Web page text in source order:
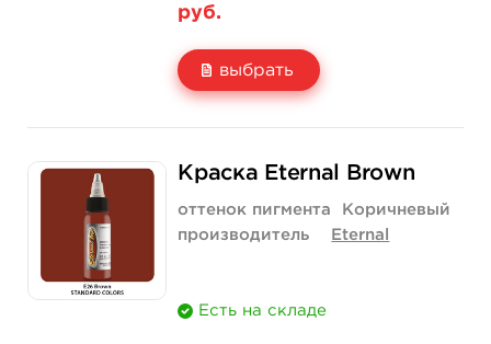
руб.
выбрать
Количество
5 000 руб.
купить нет на складе
Краска Eternal Brown
оттенок пигмента
Коричневый
производитель
Eternal
Есть на складе